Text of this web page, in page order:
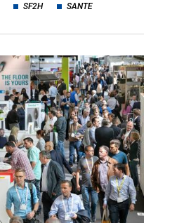
SF2H SANTE